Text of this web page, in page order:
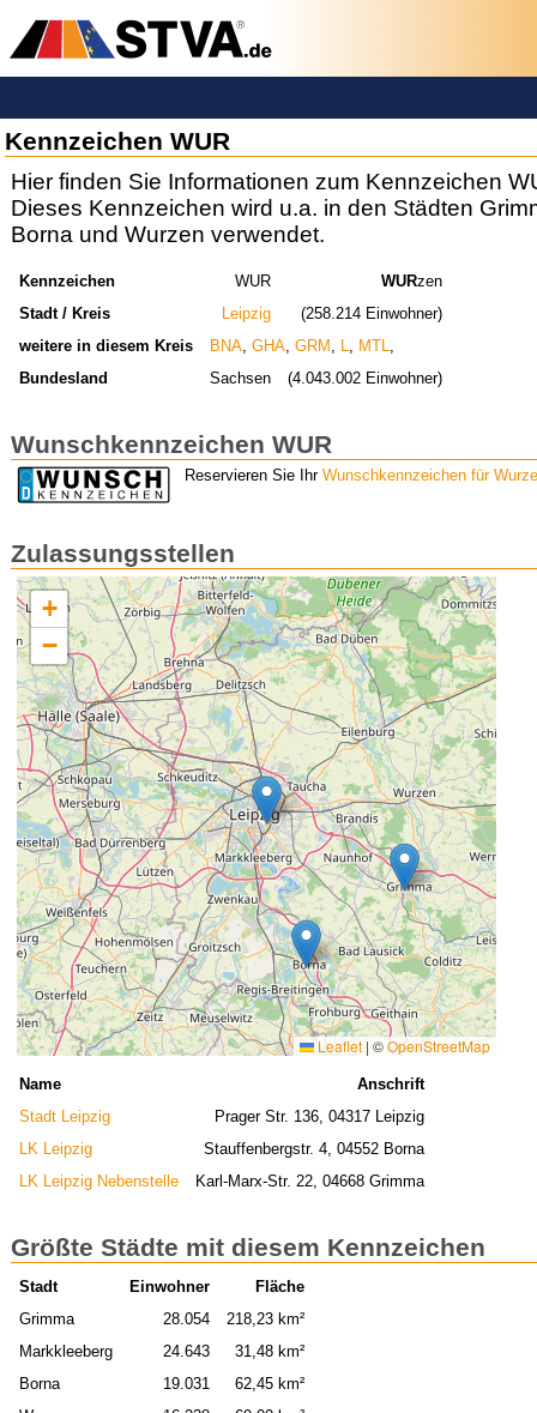
Kennzeichen WUR
Hier finden Sie Informationen zum Kennzeichen
Dieses Kennzeichen wird u.a. in den Städten
Borna und Wurzen verwendet.
Kennzeichen WUR WURzen
Stadt / Kreis
Leipzig
(258.214 Einwohner)
weitere in diesem Kreis
BNA, GHA, GRM L MTL
Bundesland
Sachsen (4.043.002 Einwohner)
Wunschkennzeichen WUR
Reservieren Sie Ihr Wunschkennzeichen für
Zulassungsstellen
+
−
Leaflet | ©OpenStreetMap
Name
Anschrift
Stadt Leipzig
Prager Str. 136, 04317 Leipzig
LK Leipzig
Stauffenbergstr. 4, 04552 Borna
LK Leipzig Nebenstelle
Karl-Marx-Str. 22, 04668 Grimma
Größte Städte mit diesem Kennzeichen
Stadt Einwohner
Fläche
Grimma
28.054
218,23 km²
Markkleeberg
24.643
31,48 km²
Borna
19.031
62,45 km²